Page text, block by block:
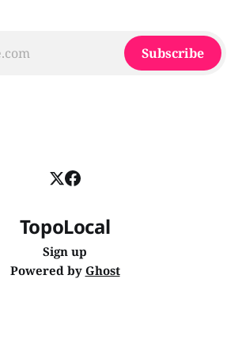
Subscribe
TopoLocal
Sign up
Powered by Ghost